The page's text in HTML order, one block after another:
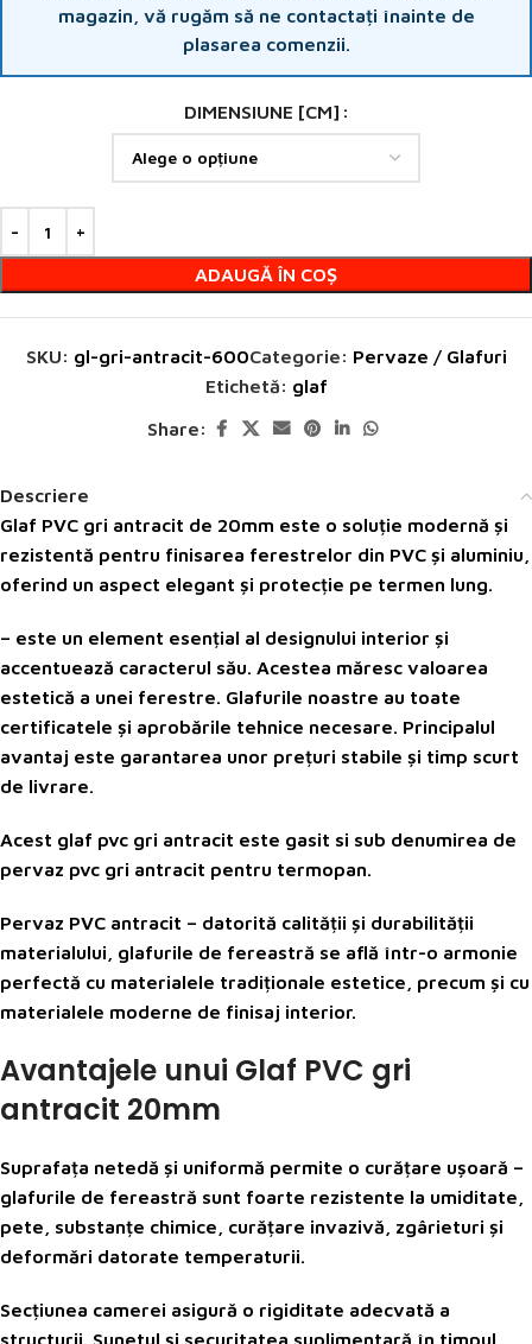
magazin, vă rugăm să ne contactați înainte de
plasarea comenzii.
DIMENSIUNE [CM]
ADAUGĂ ÎN COȘ
SKU: gl-gri-antracit-600Categorie: Pervaze / Glafuri
Etichetă: glaf
Share:
Descriere
Glaf PVC gri antracit de 20mm este o soluție modernă și
rezistentă pentru finisarea ferestrelor din PVC și aluminiu,
oferind un aspect elegant și protecție pe termen lung.
– este un element esențial al designului interior și
accentuează caracterul său. Acestea măresc valoarea
estetică a unei ferestre. Glafurile noastre au toate
certificatele și aprobările tehnice necesare. Principalul
avantaj este garantarea unor prețuri stabile și timp scurt
de livrare.
Acest glaf pvc gri antracit este gasit si sub denumirea de
pervaz pvc gri antracit pentru termopan.
Pervaz PVC antracit – datorită calității și durabilității
materialului, glafurile de fereastră se află într-o armonie
perfectă cu materialele tradiționale estetice, precum și cu
materialele moderne de finisaj interior.
Avantajele unui Glaf PVC gri
antracit 20mm
Suprafața netedă și uniformă permite o curățare ușoară –
glafurile de fereastră sunt foarte rezistente la umiditate,
pete, substanțe chimice, curățare invazivă, zgârieturi și
deformări datorate temperaturii.
Secțiunea camerei asigură o rigiditate adecvată a
structurii. Sunetul și securitatea suplimentară în timpul